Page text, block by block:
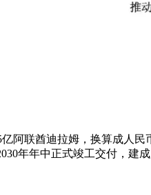
阿联酋迪拉姆，换算成人
年年中正式竣工交付，建